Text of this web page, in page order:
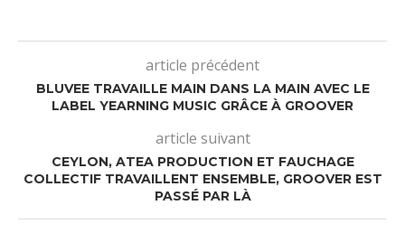
article précédent
BLUVEE TRAVAILLE MAIN DANS LA MAIN AVEC LE
LABEL YEARNING MUSIC GRÂCE À GROOVER
article suivant
CEYLON, ATEA PRODUCTION ET FAUCHAGE
COLLECTIF TRAVAILLENT ENSEMBLE, GROOVER EST
PASSÉ PAR LÀ